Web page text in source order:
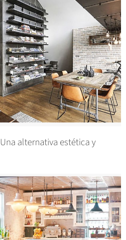
Una alternativa estética y